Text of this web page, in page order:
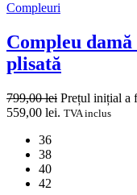
Compleuri
Compleu
plisată
799,00lei Prețul inițial a
559,00 lei. TVA inclus
36
38
40
42